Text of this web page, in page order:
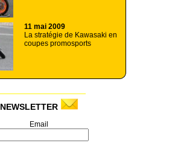
11 mai 2009
La stratégie de Kawasaki en
coupes promosports
NEWSLETTER
Email